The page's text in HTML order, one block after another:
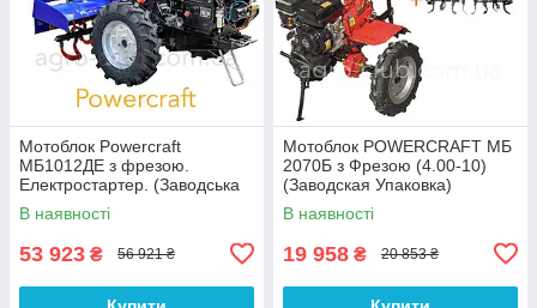
Мотоблок Powercraft
МБ1012ДЕ з фрезою.
Електростартер. (Заводська
упаковка). БЕЗКОШТОВНА
ДОСТАВКА !!!
В наявності
53 923 ₴ 56 921 ₴
Мотоблок POWERCRAFT МБ
2070Б з Фрезою (4.00-10)
(Заводская Упаковка)
БЕЗКОШТОВНА ДОСТАВКА!!
В наявності
19 958 ₴ 20 853 ₴